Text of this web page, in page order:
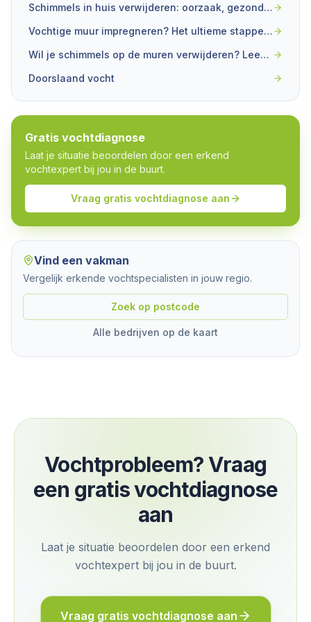
Schimmels in huis verwijderen: oorzaak, gezondheid en aanpak
Vochtige muur impregneren? Het ultieme stappenplan voor doe-het-zelf
Wil je schimmels op de muren verwijderen? Lees dan zeker deze tips!
Doorslaand vocht
Gratis vochtdiagnose
Laat je situatie beoordelen door een erkend
vochtexpert bij jou in de buurt.
Vraag gratis vochtdiagnose aan
Vind een vakman
Vergelijk erkende vochtspecialisten in jouw regio.
Zoek op postcode
Alle bedrijven op de kaart
Vochtprobleem? Vraag
een gratis vochtdiagnose
aan
Laat je situatie beoordelen door een erkend
vochtexpert bij jou in de buurt.
Vraag gratis vochtdiagnose aan